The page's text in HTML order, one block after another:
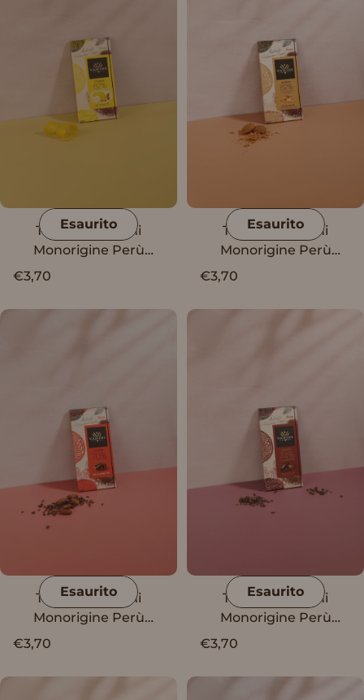
Esaurito
Tavoletta Vanini
Monorigine Perù
Fondente 62% con
€3,70
Esaurito
Tavoletta Vanini
Monorigine Perù
Fondente 62% con
amaretto
€3,70
Esaurito
Tavoletta Vanini
Monorigine Perù
Fondente 70%
€3,70
Esaurito
Tavoletta Vanini
Monorigine Perù
Fondente 74% con
€3,70